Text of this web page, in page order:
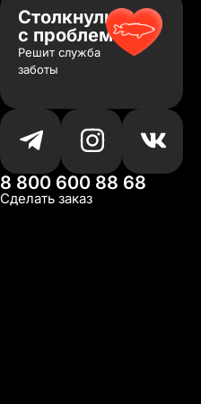
Столкнулись
с проблемой?
Решит служба
заботы
8 800 600 88 68
Сделать заказ